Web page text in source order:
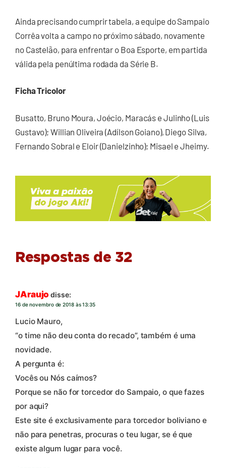
Ainda precisando cumprir tabela, a equipe do Sampaio
Corrêa volta a campo no próximo sábado, novamente
no Castelão, para enfrentar o Boa Esporte, em partida
válida pela penúltima rodada da Série B.
Ficha Tricolor
Busatto, Bruno Moura, Joécio, Maracás e Julinho (Luis
Gustavo); Willian Oliveira (Adílson Goiano), Diego Silva,
Fernando Sobral e Eloir (Danielzinho); Misael e Jheimy.
Respostas de 32
JAraujo disse:
16 de novembro de 2018 às 13:35
Lucio Mauro,
“o time não deu conta do recado”, também é uma
novidade.
A pergunta é:
Vocês ou Nós caímos?
Porque se não for torcedor do Sampaio, o que fazes
por aqui?
Este site é exclusivamente para torcedor boliviano e
não para penetras, procuras o teu lugar, se é que
existe algum lugar para você.